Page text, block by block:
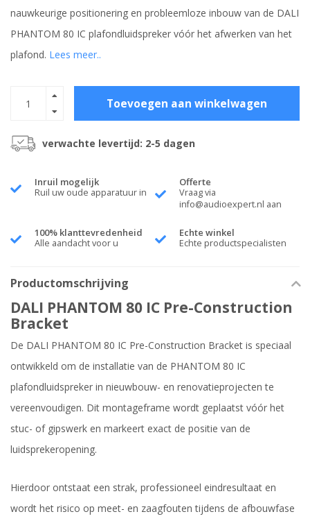
nauwkeurige positionering en probleemloze inbouw van de DALI
PHANTOM 80 IC plafondluidspreker vóór het afwerken van het
plafond. Lees meer..
Toevoegen aan winkelwagen
verwachte levertijd: 2-5 dagen
Inruil mogelijk
Ruil uw oude apparatuur in
Offerte
Vraag via
info@audioexpert.nl aan
100% klanttevredenheid
Alle aandacht voor u
Echte winkel
Echte productspecialisten
Productomschrijving
DALI PHANTOM 80 IC Pre-Construction
Bracket
De DALI PHANTOM 80 IC Pre-Construction Bracket is speciaal
ontwikkeld om de installatie van de PHANTOM 80 IC
plafondluidspreker in nieuwbouw- en renovatieprojecten te
vereenvoudigen. Dit montageframe wordt geplaatst vóór het
stuc- of gipswerk en markeert exact de positie van de
luidsprekeropening.
Hierdoor ontstaat een strak, professioneel eindresultaat en
wordt het risico op meet- en zaagfouten tijdens de afbouwfase